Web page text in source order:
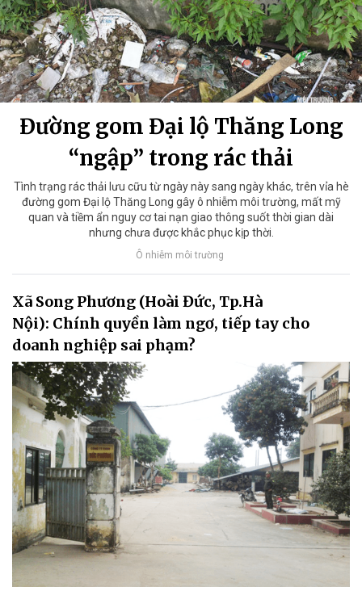
Đường gom Đại lộ Thăng Long
“ngập” trong rác thải
Tình trạng rác thải lưu cữu từ ngày này sang ngày khác, trên vỉa hè
đường gom Đại lộ Thăng Long gây ô nhiễm môi trường, mất mỹ
quan và tiềm ẩn nguy cơ tai nạn giao thông suốt thời gian dài
nhưng chưa được khắc phục kịp thời.
Ô nhiễm môi trường
Xã Song Phương (Hoài Đức, Tp.Hà
Nội): Chính quyền làm ngơ, tiếp tay cho
doanh nghiệp sai phạm?